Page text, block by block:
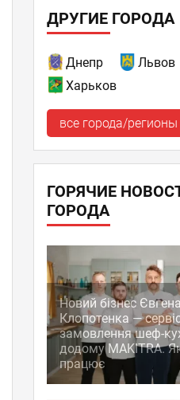
ДРУГИЕ ГОРОДА
Днепр Львов
Харьков
все города/регионы
ГОРЯЧИЕ
ГОРОДА
Новий бізнес Євгена
Клопотенка —
замовлення шеф-
додому MAKITRA.
працює